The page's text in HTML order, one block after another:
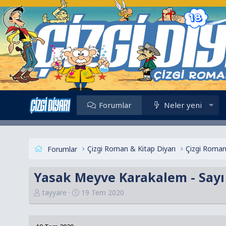
Forumlar Neler yeni
Forumlar Çizgi Roman & Kitap Diyarı
Yasak Meyve Karakalem - Sayı
K
o
tayyare
B
a
19 Tem 2020